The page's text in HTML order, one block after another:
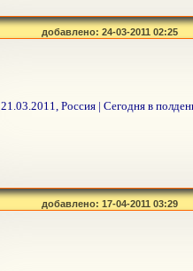
добавлено: 24-03-2011 02:25
21.03.2011, Россия | Сегодня в
добавлено: 17-04-2011 03:29